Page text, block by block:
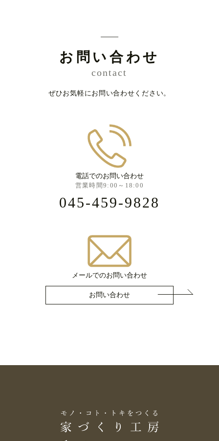
お問い合わせ
contact
ぜひお気軽にお問い合わせください。
電話でのお問い合わせ
営業時間9:00～18:00
045-459-9828
メールでのお問い合わせ
お問い合わせ